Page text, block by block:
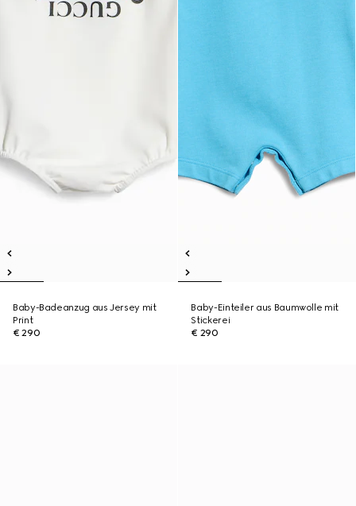
Baby-Badeanzug aus Jersey mit
Print
€ 290
Baby-Einteiler aus Baumwolle mit
Stickerei
€ 290